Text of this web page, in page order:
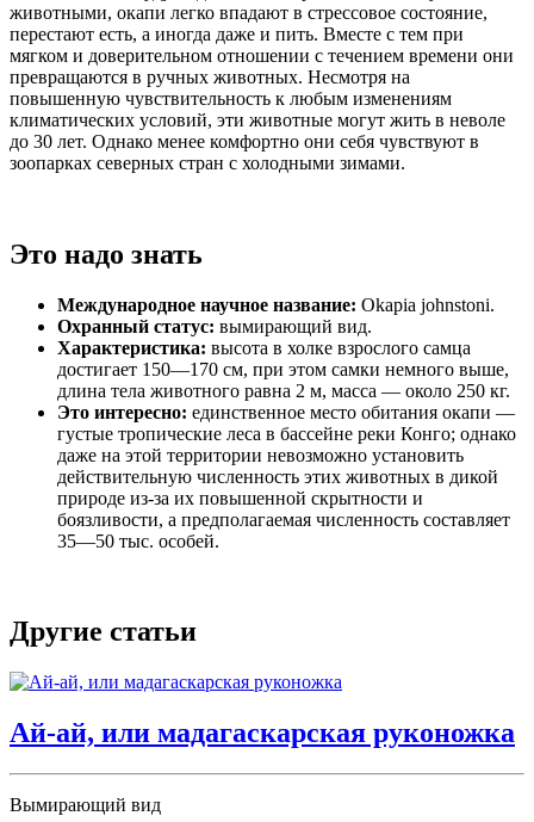
животными, окапи легко впадают в стрессовое состояние,
перестают есть, а иногда даже и пить. Вместе с тем при
мягком и доверительном отношении с течением времени они
превращаются в ручных животных. Несмотря на
повышенную чувствительность к любым изменениям
климатических условий, эти животные могут жить в неволе
до 30 лет. Однако менее комфортно они себя чувствуют в
зоопарках северных стран с холодными зимами.
Это надо знать
Международное научное название: Okapia johnstoni.
Охранный статус: вымирающий вид.
Характеристика: высота в холке взрослого самца
достигает 150—170 см, при этом самки немного выше,
длина тела животного равна 2 м, масса — около 250 кг.
Это интересно: единственное место обитания окапи —
густые тропические леса в бассейне реки Конго; однако
даже на этой территории невозможно установить
действительную численность этих животных в дикой
природе из-за их повышенной скрытности и
боязливости, а предполагаемая численность составляет
35—50 тыс. особей.
Другие статьи
Ай-ай, или мадагаскарская руконожка
Вымирающий вид